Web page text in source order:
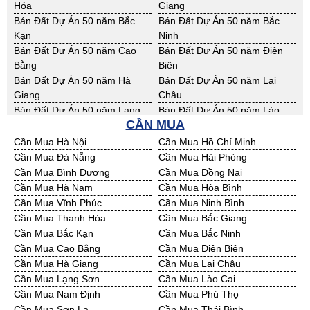
Trăng
Bán Đất Công Nghiệp Tiền
Giang
Bán Đất Công Nghiệp Trà Vinh
Bán Đất Công Nghiệp Vĩnh
Long
Bán Đất Công Nghiệp Hải
Dương
Bán Đất Công Nghiệp Hưng
Yên
Bán Đất Công Nghiệp Quảng
Ninh
Hóa
Giang
Bán Đất Dự Án 50 năm Bắc
Kạn
Bán Đất Dự Án 50 năm Bắc
Ninh
Bán Đất Dự Án 50 năm Cao
Bằng
Bán Đất Dự Án 50 năm Điện
Biên
Bán Đất Dự Án 50 năm Hà
Giang
Bán Đất Dự Án 50 năm Lai
Châu
Bán Đất Dự Án 50 năm Lạng
Bán Đất Dự Án 50 năm Lào
Cai
Bán Đất Dự Án 50 năm Nam
Định
Bán Đất Dự Án 50 năm Phú
Thọ
Bán Đất Dự Án 50 năm Sơn La
Bán Đất Dự Án 50 năm Thái
Bình
Bán Đất Dự Án 50 năm Thái
Nguyên
Bán Đất Dự Án 50 năm Tuyên
Quang
Bán Đất Dự Án 50 năm Yên
Bái
Bán Đất Dự Án 50 năm Thừa
T. Huế
Bán Đất Dự Án 50 năm Khánh
Hoà
Bán Đất Dự Án 50 năm Lâm
Đồng
Bán Đất Dự Án 50 năm Bình
Định
Bán Đất Dự Án 50 năm Bình
Thuận
CẦN MUA
Cần Mua Hà Nội
Cần Mua Hồ Chí Minh
Cần Mua Đà Nẵng
Cần Mua Hải Phòng
Cần Mua Bình Dương
Cần Mua Đồng Nai
Cần Mua Hà Nam
Cần Mua Hòa Bình
Cần Mua Vĩnh Phúc
Cần Mua Ninh Bình
Cần Mua Thanh Hóa
Cần Mua Bắc Giang
Cần Mua Bắc Kạn
Cần Mua Bắc Ninh
Cần Mua Cao Bằng
Cần Mua Điện Biên
Cần Mua Hà Giang
Cần Mua Lai Châu
Cần Mua Lạng Sơn
Cần Mua Lào Cai
Cần Mua Nam Định
Cần Mua Phú Thọ